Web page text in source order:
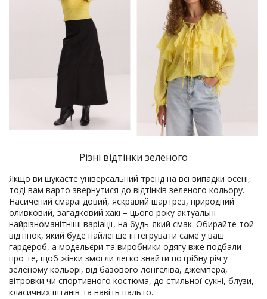
Різні відтінки зеленого
Якщо ви шукаєте універсальний тренд на всі випадки осені,
тоді вам варто звернутися до відтінків зеленого кольору.
Насичений смарагдовий, яскравий шартрез, природний
оливковий, загадковий хакі – цього року актуальні
найрізноманітніші варіації, на будь-який смак. Обирайте той
відтінок, який буде найлегше інтегрувати саме у ваш
гардероб, а модельєри та виробники одягу вже подбали
про те, щоб жінки змогли легко знайти потрібну річ у
зеленому кольорі, від базового лонгсліва, джемпера,
вітровки чи спортивного костюма, до стильної сукні, блузи,
класичних штанів та навіть пальто.